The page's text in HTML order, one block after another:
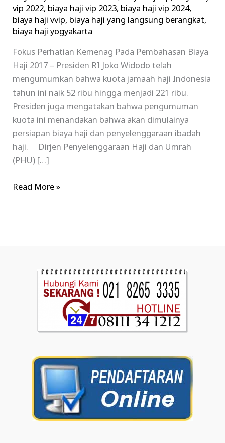
vip 2022, biaya haji vip 2023, biaya haji vip 2024,
biaya haji vvip, biaya haji yang langsung berangkat,
biaya haji yogyakarta
Fokus Perhatian Kemenag Pada Pembahasan Biaya
Haji 2017 – Presiden RI Joko Widodo telah
mengumumkan bahwa kuota jamaah haji Indonesia
tahun ini naik 52 ribu hingga menjadi 221 ribu.
Presiden juga mengatakan bahwa pengumuman
kuota ini menandakan bahwa akan dimulainya
persiapan biaya haji dan penyelenggaraan ibadah
haji. Dirjen Penyelenggaraan Haji dan Umrah
(PHU) […]
Read More »